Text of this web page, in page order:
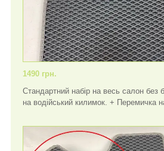
1490 грн.
Стандартний набір на весь салон без
на водійський килимок. + Перемичка